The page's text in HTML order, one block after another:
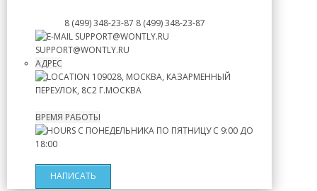
8 (499) 348-23-87 8 (499) 348-23-87
SUPPORT@WONTLY.RU
SUPPORT@WONTLY.RU
АДРЕС
109028, МОСКВА, КАЗАРМЕННЫЙ
ПЕРЕУЛОК, 8С2 Г.МОСКВА
ВРЕМЯ РАБОТЫ
С ПОНЕДЕЛЬНИКА ПО ПЯТНИЦУ С 9:00 ДО
18:00
НАПИСАТЬ